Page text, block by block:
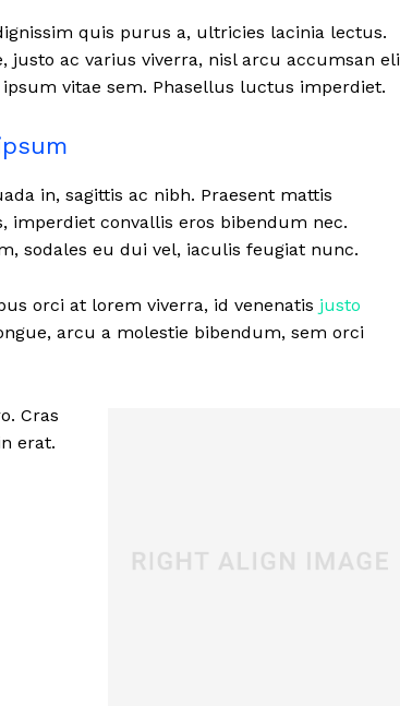
quis purus a, ultricies lacinia lectus.
justo ac varius viverra, nisl arcu accumsan
vitae sem. Phasellus luctus imperdiet.
in, sagittis ac nibh. Praesent mattis
imperdiet convallis eros bibendum nec.
sodales eu dui vel, iaculis feugiat nunc.
orci at lorem viverra, id venenatis justo
arcu a molestie bibendum, sem orci
Cras
erat.